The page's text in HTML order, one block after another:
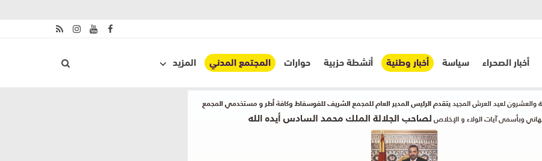
أخبار الصحراء سياسة أخبار وطنية أنشطة حزبية حوارات المجتمع المدني المزيد